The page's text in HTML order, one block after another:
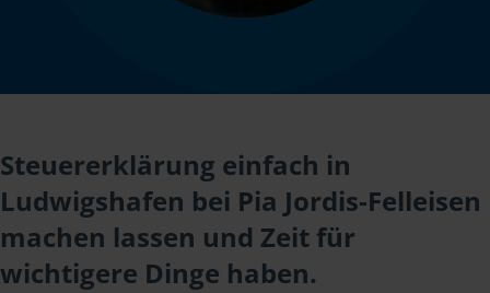
Steuererklärung einfach in
Ludwigshafen bei Pia Jordis-Felleisen
machen lassen und Zeit für
wichtigere Dinge haben.